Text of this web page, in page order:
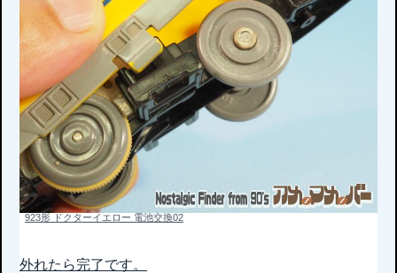
923形 ドクターイエロー 電池交換02
外れたら完了です。